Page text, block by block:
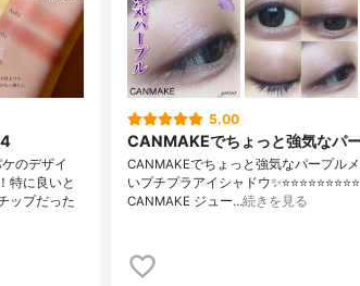
のデザイ
特に良いと
ップだった
5.00
CANMAKEでちょっと強気なパ
CANMAKEでちょっと強気なパープル
いプチプラアイシャドウ
CANMAKE ジュー…続きを見る